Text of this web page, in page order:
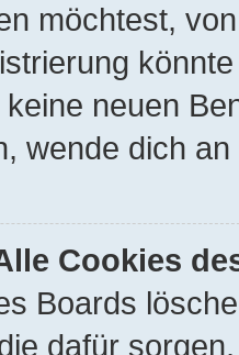
möchtest,
neuen
wende dich
Cookies
Boards
dafür